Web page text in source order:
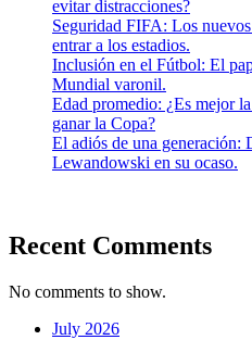
evitar distracciones?
Seguridad FIFA: Los
entrar a los estadios.
Inclusión en el Fútbol: El
Mundial varonil.
Edad promedio: ¿Es mejor
ganar la Copa?
El adiós de una
Lewandowski en su ocaso.
Recent Comments
No comments to show.
July 2026